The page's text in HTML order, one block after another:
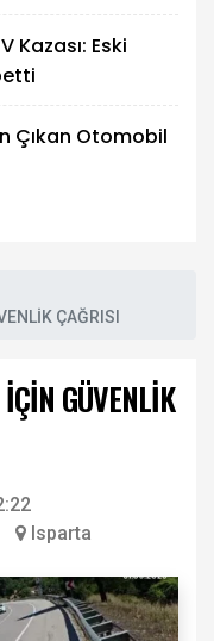
Kazası: Eski
Çıkan Otomobil
ÇAĞRISI
GÜVENLİK
Isparta